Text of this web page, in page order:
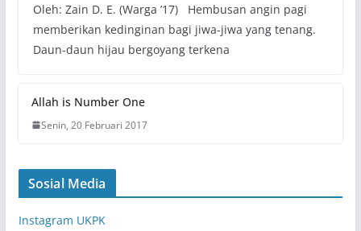
Oleh: Zain D. E. (Warga ’17) Hembusan angin pagi
memberikan kedinginan bagi jiwa-jiwa yang tenang.
Daun-daun hijau bergoyang terkena
Allah is Number One
Senin, 20 Februari 2017
Sosial Media
Instagram UKPK